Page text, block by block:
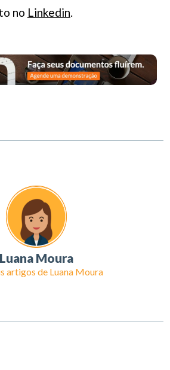
no Linkedin.
Luana Moura
artigos de Luana Moura